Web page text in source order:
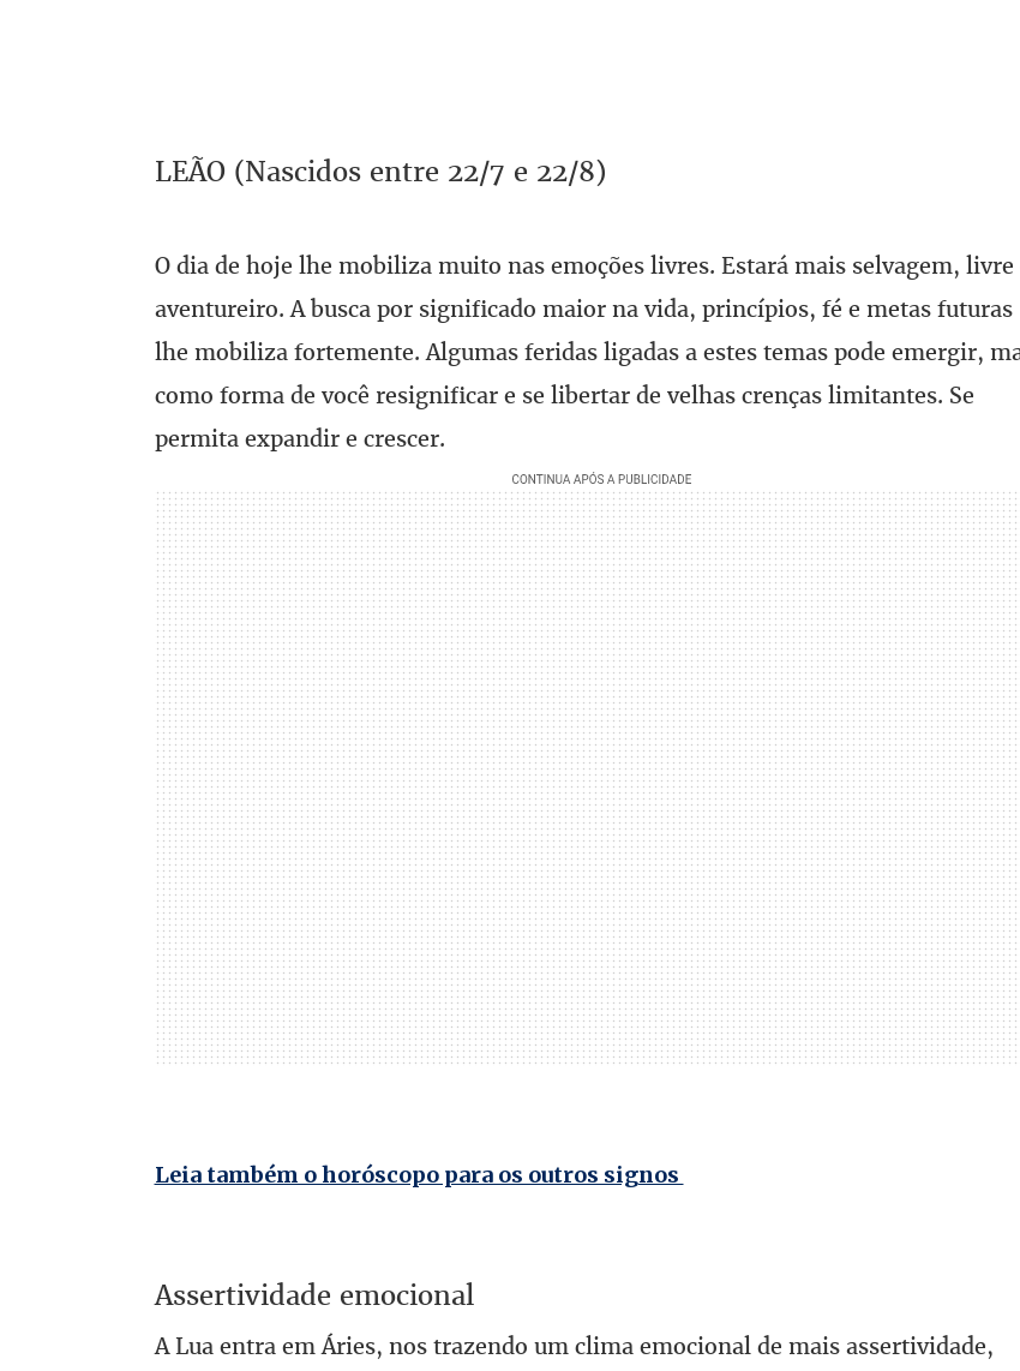
LEÃO (Nascidos entre 22/7 e 22/8)
O dia de hoje lhe mobiliza muito nas emoções livres. Estará mais selvagem, livre
aventureiro. A busca por significado maior na vida, princípios, fé e metas futuras
lhe mobiliza fortemente. Algumas feridas ligadas a estes temas pode emergir,
como forma de você resignificar e se libertar de velhas crenças limitantes. Se
permita expandir e crescer.
Leia também o horóscopo para os outros signos
Assertividade emocional
A Lua entra em Áries, nos trazendo um clima emocional de mais assertividade,